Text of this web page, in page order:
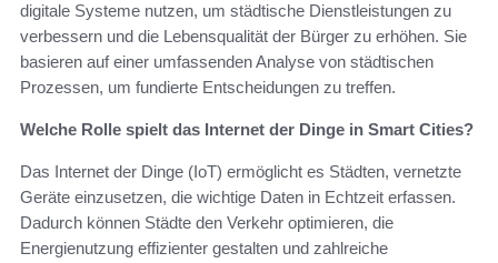
digitale Systeme nutzen, um städtische Dienstleistungen zu
verbessern und die Lebensqualität der Bürger zu erhöhen. Sie
basieren auf einer umfassenden Analyse von städtischen
Prozessen, um fundierte Entscheidungen zu treffen.
Welche Rolle spielt das Internet der Dinge in Smart Cities?
Das Internet der Dinge (IoT) ermöglicht es Städten, vernetzte
Geräte einzusetzen, die wichtige Daten in Echtzeit erfassen.
Dadurch können Städte den Verkehr optimieren, die
Energienutzung effizienter gestalten und zahlreiche